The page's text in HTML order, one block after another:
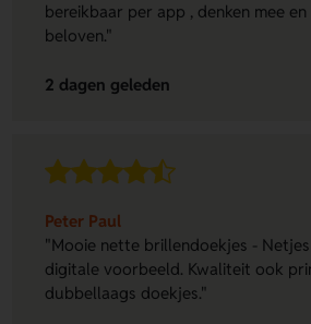
bereikbaar per app , denken mee
beloven."
2 dagen geleden
Peter Paul
"Mooie nette brillendoekjes -
digitale voorbeeld. Kwaliteit ook
dubbellaags doekjes."